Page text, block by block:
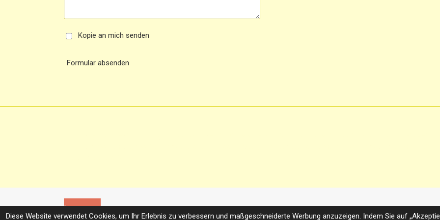
Diese Website verwendet Cookies, um Ihr Erlebnis zu verbessern und maßgeschneiderte Werbung anzuzeigen. Indem Sie auf
Kopie an mich senden
Formular absenden
Impressum